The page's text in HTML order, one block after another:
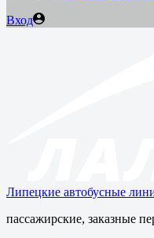
Вход
Липецкие автобусные
пассажирские, заказные